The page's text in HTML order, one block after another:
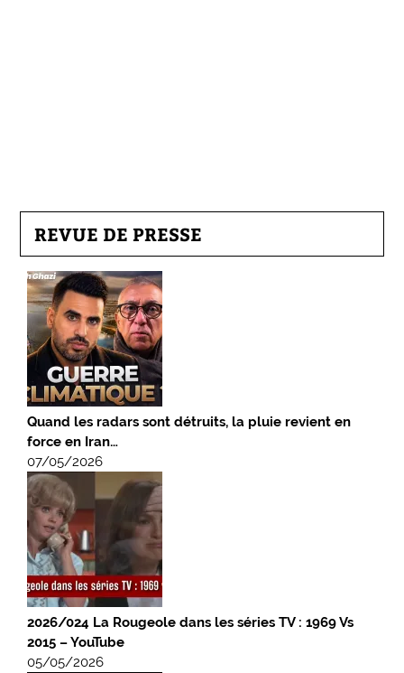
REVUE DE PRESSE
Quand les radars sont détruits, la pluie revient en
force en Iran…
07/05/2026
2026/024 La Rougeole dans les séries TV : 1969 Vs
2015 – YouTube
05/05/2026